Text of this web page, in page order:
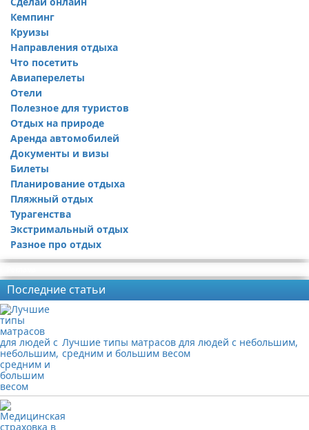
Кемпинг
Круизы
Направления отдыха
Что посетить
Авиаперелеты
Отели
Полезное для туристов
Отдых на природе
Аренда автомобилей
Документы и визы
Билеты
Планирование отдыха
Пляжный отдых
Турагенства
Экстримальный отдых
Разное про отдых
Последние статьи
Лучшие типы матрасов для людей с небольшим,
средним и большим весом